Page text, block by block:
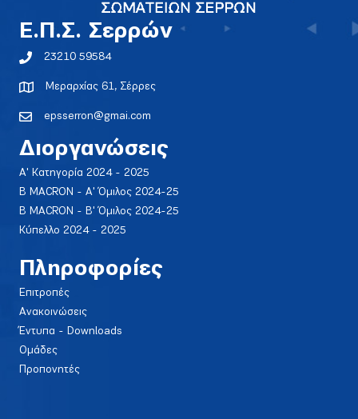
E.Π.Σ. Σερρών
23210 59584
Μεραρχίας 61, Σέρρες
epsserron@gmai.com
Διοργανώσεις
Α' Κατηγορία 2024 - 2025
Β MACRON - Α' Όμιλος 2024-25
Β MACRON - Β' Όμιλος 2024-25
Κύπελλο 2024 - 2025
Πληροφορίες
Επιτροπές
Ανακοινώσεις
Έντυπα - Downloads
Ομάδες
Προπονητές